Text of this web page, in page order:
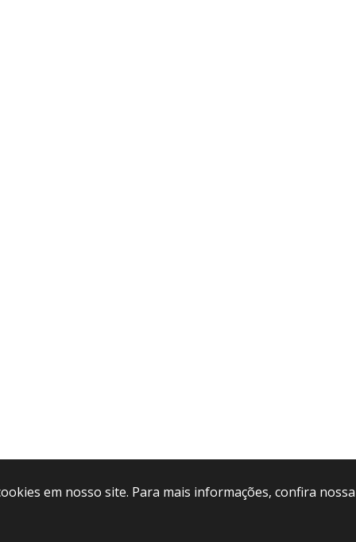
em nosso site. Para mais informações, confira nossa